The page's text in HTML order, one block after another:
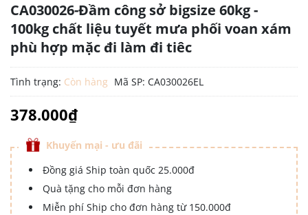
CA030026-Đầm công sở bigsize 60kg -
100kg chất liệu tuyết mưa phối voan xám
phù hợp mặc đi làm đi tiêc
Tình trạng: Còn hàng Mã SP: CA030026EL
378.000₫
Khuyến mại - ưu đãi
Đồng giá Ship toàn quốc 25.000đ
Quà tặng cho mỗi đơn hàng
Miễn phí Ship cho đơn hàng từ 150.000đ